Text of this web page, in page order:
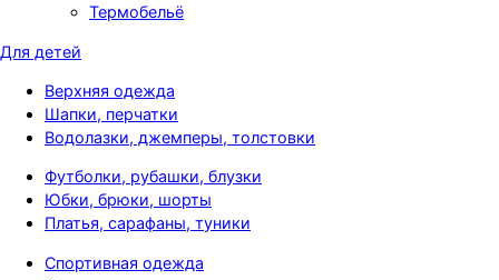
Термобельё
Для детей
Верхняя одежда
Шапки, перчатки
Водолазки, джемперы, толстовки
Футболки, рубашки, блузки
Юбки, брюки, шорты
Платья, сарафаны, туники
Спортивная одежда